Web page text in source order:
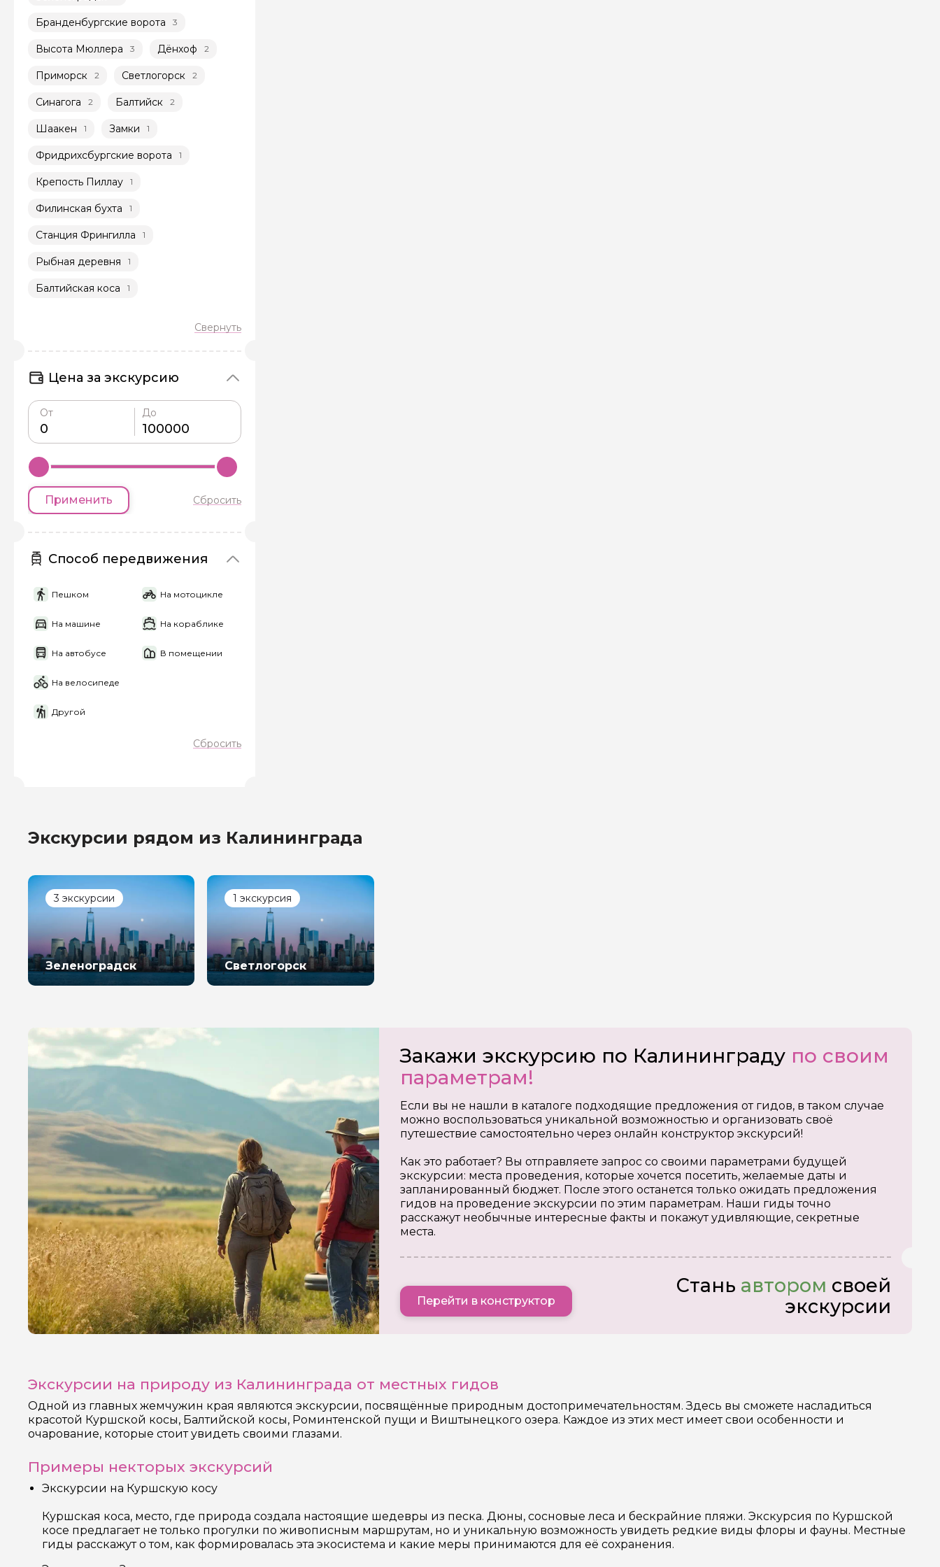
Бранденбургские ворота 3
Высота Мюллера 3 Дёнхоф 2
Приморск 2 Светлогорск 2
Синагога 2 Балтийск 2
Шаакен 1 Замки 1
Фридрихсбургские ворота 1
Крепость Пиллау 1
Филинская бухта 1
Станция Фрингилла 1
Рыбная деревня 1
Балтийская коса 1
Цена за экскурсию
От До
Применить Сбросить
Способ передвижения
Пешком На мотоцикле
На машине На кораблике
На автобусе В помещении
На велосипеде
Другой
Сбросить
Экскурсии рядом из Калининграда
3 экскурсии
Зеленоградск
1 экскурсия
Светлогорск
Закажи экскурсию по Калининграду по своим
параметрам!
Если вы не нашли в каталоге подходящие предложения от гидов, в таком случае
можно воспользоваться уникальной возможностью и организовать своё
путешествие самостоятельно через онлайн конструктор экскурсий!
Как это работает? Вы отправляете запрос со своими параметрами будущей
экскурсии: места проведения, которые хочется посетить, желаемые даты и
запланированный бюджет. После этого останется только ожидать предложения
гидов на проведение экскурсии по этим параметрам. Наши гиды точно
расскажут необычные интересные факты и покажут удивляющие, секретные
места.
Перейти в конструктор
Стань автором своей
экскурсии
Экскурсии на природу из Калининграда от местных гидов
Одной из главных жемчужин края являются экскурсии, посвящённые природным достопримечательностям. Здесь вы сможете насладиться
красотой Куршской косы, Балтийской косы, Роминтенской пущи и Виштынецкого озера. Каждое из этих мест имеет свои особенности и
очарование, которые стоит увидеть своими глазами.
Примеры некторых экскурсий
Экскурсии на Куршскую косу
Куршская коса, место, где природа создала настоящие шедевры из песка. Дюны, сосновые леса и бескрайние пляжи. Экскурсия по Куршской
косе предлагает не только прогулки по живописным маршрутам, но и уникальную возможность увидеть редкие виды флоры и фауны. Местные
гиды расскажут о том, как формировалась эта экосистема и какие меры принимаются для её сохранения.
Я даю своё согласие на обработку
Отправить